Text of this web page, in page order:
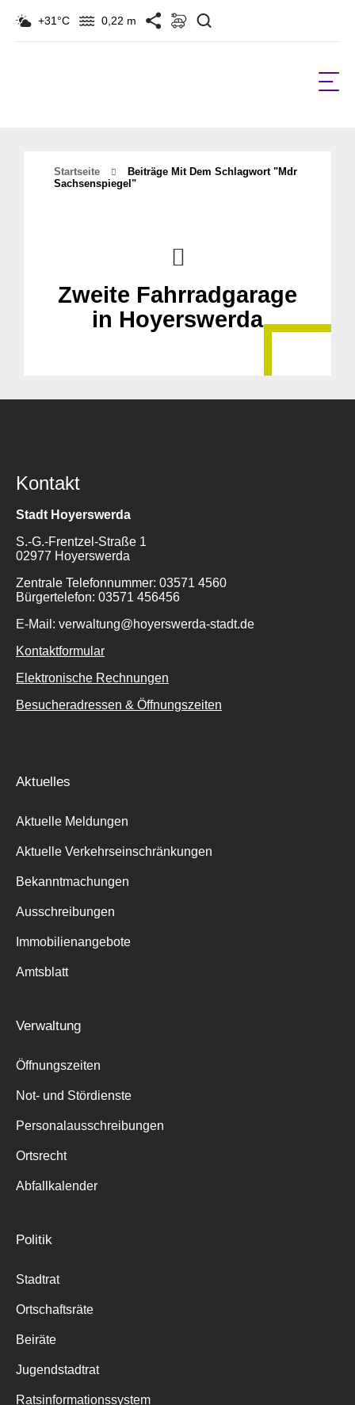
+31°C 0,22 m
Suche
Startseite
Beiträge Mit Dem Schlagwort "mdr
Sachsenspiegel"
Zweite Fahrradgarage
in Hoyerswerda
Kontakt
Stadt Hoyerswerda
S.-G.-Frentzel-Straße 1
02977 Hoyerswerda
Zentrale Telefonnummer: 03571 4560
Bürgertelefon: 03571 456456
E-Mail: verwaltung@hoyerswerda-stadt.de
Kontaktformular
Elektronische Rechnungen
Besucheradressen & Öffnungszeiten
Aktuelles
Aktuelle Meldungen
Aktuelle Verkehrseinschränkungen
Bekanntmachungen
Ausschreibungen
Immobilienangebote
Amtsblatt
Verwaltung
Öffnungszeiten
Not- und Stördienste
Personalausschreibungen
Ortsrecht
Abfallkalender
Politik
Stadtrat
Ortschaftsräte
Beiräte
Jugendstadtrat
Ratsinformationssystem